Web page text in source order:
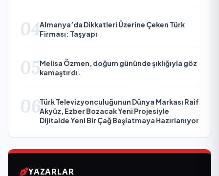
04Almanya’da Dikkatleri Üzerine Çeken Türk
Firması: Taşyapı
05Melisa Özmen, doğum gününde şıklığıyla göz
kamaştırdı.
06Türk Televizyonculuğunun Dünya Markası Raif
Akyüz, Ezber Bozacak Yeni Projesiyle
Dijitalde Yeni Bir Çağ Başlatmaya Hazırlanıyor
YAZARLAR